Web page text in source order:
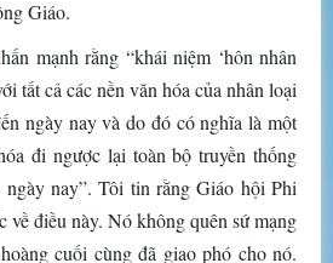
Giáo.
mạnh rằng “khái niệm ‘hôn nhân
tất cả các nền văn hóa của nhân loại
ngày nay và do đó có nghĩa là một
đi ngược lại toàn bộ truyền thống
ngày nay”. Tôi tin rằng Giáo hội Phi
về điều này. Nó không quên sứ mạng
cuối cùng đã giao phó cho nó.